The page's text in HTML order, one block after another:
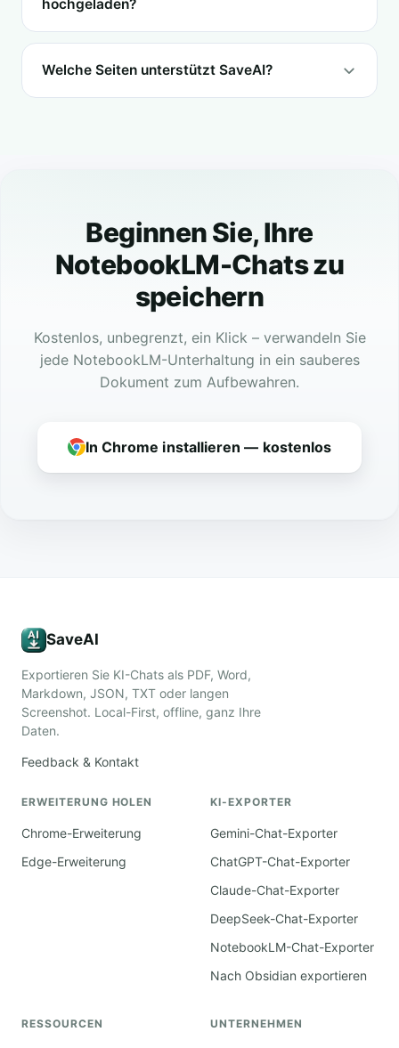
hochgeladen?
Welche Seiten unterstützt SaveAI?
Beginnen Sie, Ihre
NotebookLM-Chats zu
speichern
Kostenlos, unbegrenzt, ein Klick – verwandeln Sie
jede NotebookLM-Unterhaltung in ein sauberes
Dokument zum Aufbewahren.
In Chrome installieren — kostenlos
SaveAI
Exportieren Sie KI-Chats als PDF, Word,
Markdown, JSON, TXT oder langen
Screenshot. Local-First, offline, ganz Ihre
Daten.
Feedback & Kontakt
ERWEITERUNG HOLEN
Chrome-Erweiterung
Edge-Erweiterung
KI-EXPORTER
Gemini-Chat-Exporter
ChatGPT-Chat-Exporter
Claude-Chat-Exporter
DeepSeek-Chat-Exporter
NotebookLM-Chat-Exporter
Nach Obsidian exportieren
RESSOURCEN UNTERNEHMEN